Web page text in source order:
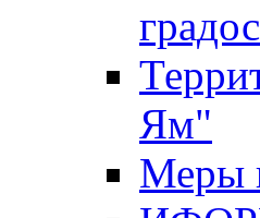
Ям"
Меры